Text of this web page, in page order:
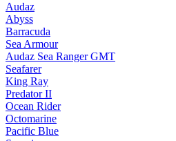
Audaz
Abyss
Barracuda
Sea Armour
Audaz Sea Ranger GMT
Seafarer
King Ray
Predator II
Ocean Rider
Octomarine
Pacific Blue